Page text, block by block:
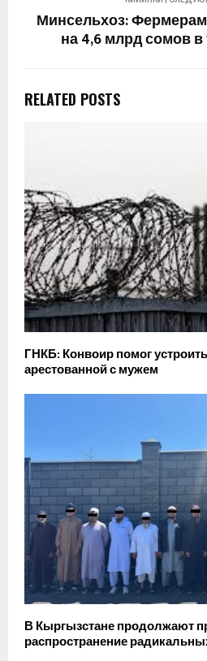
Минсельхоз:
на 4,6 млрд сомов
RELATED POSTS
ГНКБ: Конвоир помог
арестованной с мужем
В Кыргызстане продолжают
распространение